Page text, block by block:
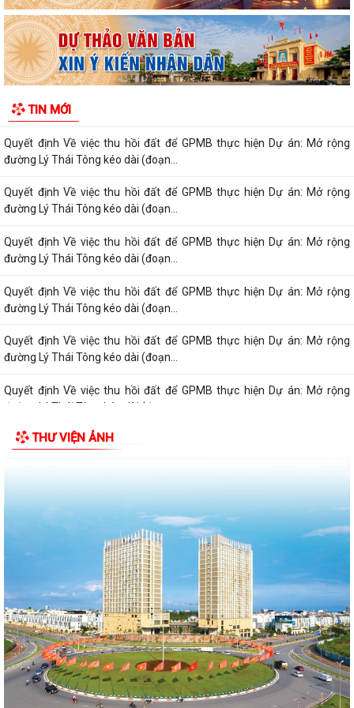
TIN MỚI
máu tình nguyện năm 2026
Quyết định Về việc Ban hành Quy chế phát ngôn và cung cấp thông tin
cho báo chí của Ủy ban nhân...
đường Lý Thái Tông kéo dài (đoạn...
Quyết định Về việc thu hồi đất để GPMB thực hiện Dự án: Mở rộng
đường Lý Thái Tông kéo dài (đoạn...
Quyết định Về việc thu hồi đất để GPMB thực hiện Dự án: Mở rộng
đường Lý Thái Tông kéo dài (đoạn...
Quyết định Về việc thu hồi đất để GPMB thực hiện Dự án: Mở rộng
đường Lý Thái Tông kéo dài (đoạn...
Quyết định Về việc thu hồi đất để GPMB thực hiện Dự án: Mở rộng
đường Lý Thái Tông kéo dài (đoạn...
Quyết định Về việc thu hồi đất để GPMB thực hiện Dự án: Mở rộng
đường Lý Thái Tông kéo dài (đoạn...
Quyết định Về việc thu hồi đất để GPMB thực hiện Dự án: Mở rộng
đường Lý Thái Tông kéo dài (đoạn...
Quyết định Về việc thu hồi đất để GPMB thực hiện Dự án: Mở rộng
đường Lý Thái Tông kéo dài (đoạn...
Quyết định Về việc thu hồi đất để GPMB thực hiện Dự án: Mở rộng
đường Lý Thái Tông kéo dài (đoạn...
Quyết định Về việc thu hồi đất để GPMB thực hiện Dự án: Mở rộng
đường Lý Thái Tông kéo dài (đoạn...
Quyết định Về việc thu hồi đất để GPMB thực hiện Dự án: Mở rộng
đường Lý Thái Tông kéo dài (đoạn...
Quyết định Về việc thu hồi đất để GPMB thực hiện Dự án: Mở rộng
đường Lý Thái Tông kéo dài (đoạn...
THƯ VIỆN ẢNH